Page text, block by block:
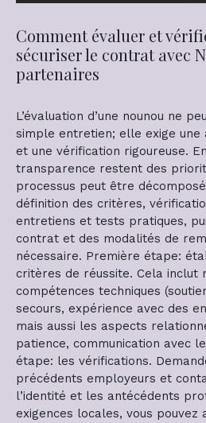
Comment évaluer et
sécuriser le contrat avec
partenaires
L’évaluation d’une nounou ne
simple entretien; elle exige
et une vérification rigoureuse.
transparence restent des
processus peut être
définition des critères,
entretiens et tests pratiques,
contrat et des modalités de
nécessaire. Première étape:
critères de réussite. Cela inclut
compétences techniques
secours, expérience avec des
mais aussi les aspects
patience, communication avec
étape: les vérifications.
précédents employeurs et
l’identité et les antécédents
exigences locales, vous pouvez